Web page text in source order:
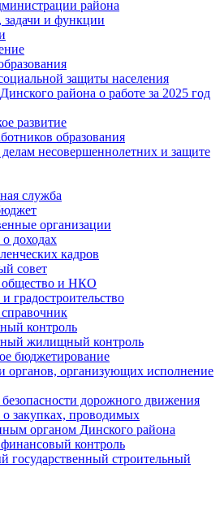
района
и функции
защиты населения
района о работе за 2025 год
развитие
образования
несовершеннолетних и защите
служба
организации
доходах
кадров
совет
общество и НКО
градостроительство
контроль
жилищный контроль
бюджетирование
органов, организующих исполнение
дорожного движения
закупках, проводимых
органом Динского района
контроль
государственный строительный